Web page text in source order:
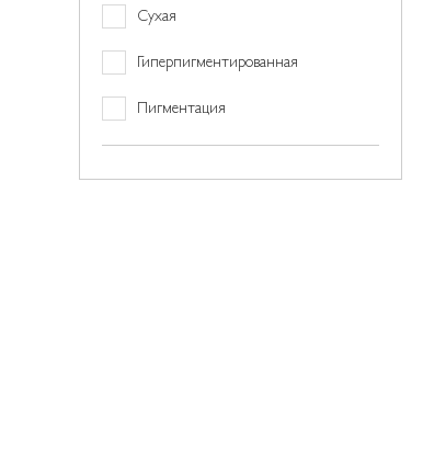
Сухая
Гиперпигментированная
Пигментация